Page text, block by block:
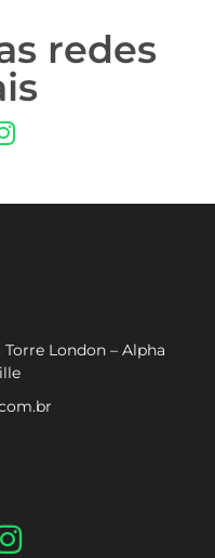
redes
Torre London – Alpha